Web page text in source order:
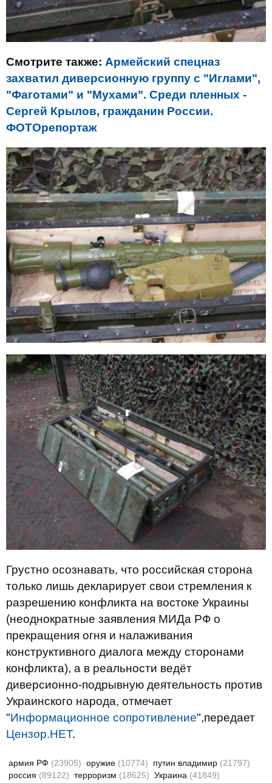
Смотрите также: Армейский спецназ
захватил диверсионную группу с "Иглами",
"Фаготами" и "Мухами". Среди пленных -
Сергей Крылов, гражданин России.
ФОТОрепортаж
Грустно осознавать, что российская сторона
только лишь декларирует свои стремления к
разрешению конфликта на востоке Украины
(неоднократные заявления МИДа РФ о
прекращения огня и налаживания
конструктивного диалога между сторонами
конфликта), а в реальности ведёт
диверсионно-подрывную деятельность против
Украинского народа, отмечает
"Информационное сопротивление",передает
Цензор.НЕТ.
армия РФ (23905) оружие (10774) путин владимир (21797)
россия (89122) терроризм (18625) Украина (41849)